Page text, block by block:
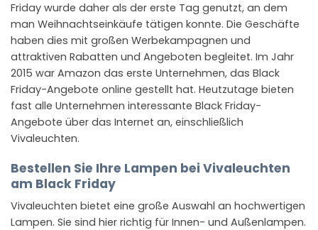
Friday wurde daher als der erste Tag genutzt, an dem
man Weihnachtseinkäufe tätigen konnte. Die Geschäfte
haben dies mit großen Werbekampagnen und
attraktiven Rabatten und Angeboten begleitet. Im Jahr
2015 war Amazon das erste Unternehmen, das Black
Friday-Angebote online gestellt hat. Heutzutage bieten
fast alle Unternehmen interessante Black Friday-
Angebote über das Internet an, einschließlich
Vivaleuchten.
Bestellen Sie Ihre Lampen bei Vivaleuchten
am Black Friday
Vivaleuchten bietet eine große Auswahl an hochwertigen
Lampen. Sie sind hier richtig für Innen- und Außenlampen.